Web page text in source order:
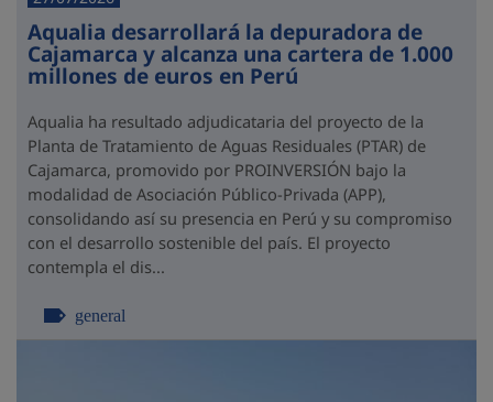
Aqualia desarrollará la depuradora de
Cajamarca y alcanza una cartera de 1.000
millones de euros en Perú
Aqualia ha resultado adjudicataria del proyecto de la
Planta de Tratamiento de Aguas Residuales (PTAR) de
Cajamarca, promovido por PROINVERSIÓN bajo la
modalidad de Asociación Público-Privada (APP),
consolidando así su presencia en Perú y su compromiso
con el desarrollo sostenible del país. El proyecto
contempla el dis...
general